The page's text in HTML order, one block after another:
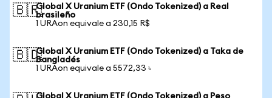
🇧🇷Global X Uranium ETF (Ondo Tokenized) a Real
brasileño
1 URAon equivale a 230,15 R$
🇧🇩Global X Uranium ETF (Ondo Tokenized) a Taka de
Bangladés
1 URAon equivale a 5572,33 ৳
Global X Uranium ETF (Ondo Tokenized) a Peso